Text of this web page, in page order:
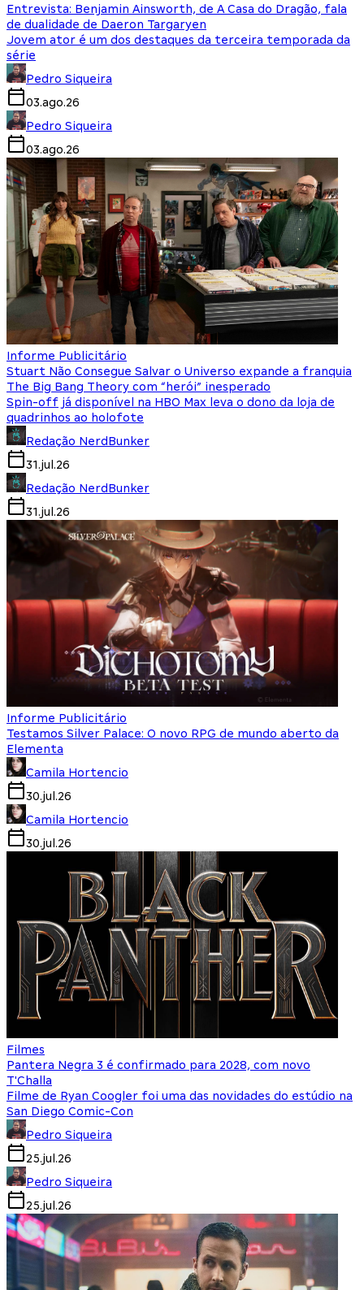
Entrevista: Benjamin Ainsworth, de A Casa do Dragão, fala
de dualidade de Daeron Targaryen
Jovem ator é um dos destaques da terceira temporada da
série
Pedro Siqueira
03.ago.26
Pedro Siqueira
03.ago.26
Informe Publicitário
Stuart Não Consegue Salvar o Universo expande a franquia
The Big Bang Theory com “herói” inesperado
Spin-off já disponível na HBO Max leva o dono da loja de
quadrinhos ao holofote
Redação NerdBunker
31.jul.26
Redação NerdBunker
31.jul.26
Informe Publicitário
Testamos Silver Palace: O novo RPG de mundo aberto da
Elementa
Camila Hortencio
30.jul.26
Camila Hortencio
30.jul.26
Filmes
Pantera Negra 3 é confirmado para 2028, com novo
T'Challa
Filme de Ryan Coogler foi uma das novidades do estúdio na
San Diego Comic-Con
Pedro Siqueira
25.jul.26
Pedro Siqueira
25.jul.26